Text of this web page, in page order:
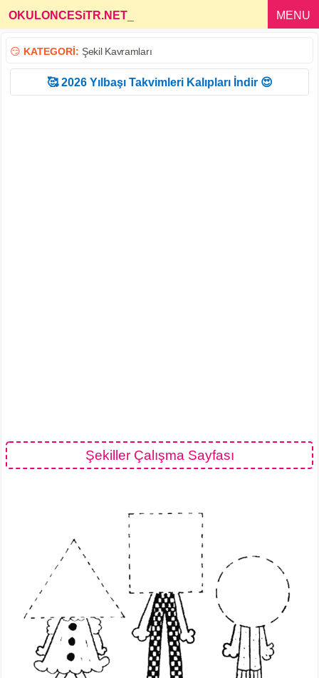
OKULONCESiTR.NET MENU
😏 KATEGORİ: Şekil Kavramları
🥰 2026 Yılbaşı Takvimleri Kalıpları İndir 😍
Şekiller Çalışma Sayfası